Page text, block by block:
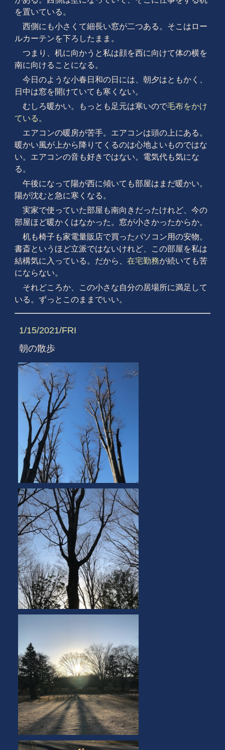
を置いている。
西側にも小さくて細長い窓が二つある。そこはロー
ルカーテンを下ろしたまま。
つまり、机に向かうと私は顔を西に向けて体の横を
南に向けることになる。
今日のような小春日和の日には、朝夕はともかく、
日中は窓を開けていても寒くない。
むしろ暖かい。もっとも足元は寒いので毛布をかけ
ている 。
エアコンの暖房が苦手。エアコンは頭の上にある。
暖かい風が上から降りてくるのは心地よいものではな
い。エアコンの音も好きではない。電気代も気にな
る。
午後になって陽が西に傾いても部屋はまだ暖かい。
陽が沈むと急に寒くなる。
実家で使っていた部屋も南向きだったけれど、今の
部屋ほど暖かくはなかった。窓が小さかったからか。
机も椅子も家電量販店で買ったパソコン用の安物。
書斎というほど立派ではないけれど、この部屋を私は
結構気に入っている。だから、 在宅勤務が続いても苦
にならない。
それどころか、この小さな自分の居場所に満足して
いる。ずっとこのままでいい。
1/15/2021/FRI
朝の散歩